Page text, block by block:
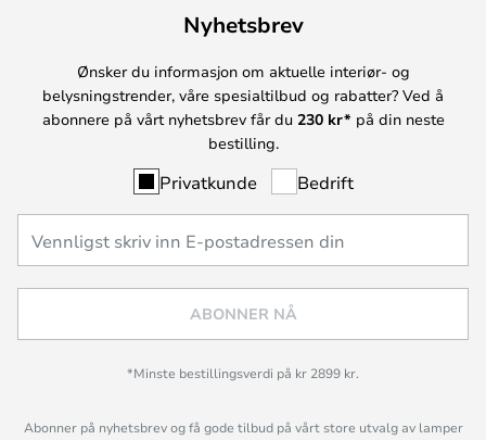
Nyhetsbrev
Ønsker du informasjon om aktuelle interiør- og
belysningstrender, våre spesialtilbud og rabatter? Ved å
abonnere på vårt nyhetsbrev får du 230 kr* på din neste
bestilling.
Privatkunde Bedrift
ABONNER NÅ
*Minste bestillingsverdi på kr 2899 kr.
Abonner på nyhetsbrev og få gode tilbud på vårt store utvalg av lamper